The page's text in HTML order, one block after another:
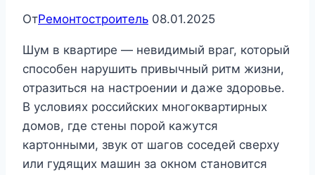
ОтРемонтостроитель 08.01.2025
Шум в квартире — невидимый враг, который
способен нарушить привычный ритм жизни,
отразиться на настроении и даже здоровье.
В условиях российских многоквартирных
домов, где стены порой кажутся
картонными, звук от шагов соседей сверху
или гудящих машин за окном становится